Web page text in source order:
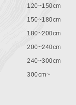
120~150cm
150~180cm
180~200cm
200~240cm
240~300cm
300cm~